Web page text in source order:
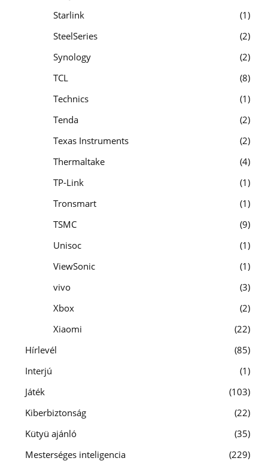
Starlink
1
SteelSeries
2
Synology
2
TCL
8
Technics
1
Tenda
2
Texas Instruments
2
Thermaltake
4
TP-Link
1
Tronsmart
1
TSMC
9
Unisoc
1
ViewSonic
1
vivo
3
Xbox
2
Xiaomi
22
Hírlevél
85
Interjú
1
Játék
103
Kiberbiztonság
22
Kütyü ajánló
35
Mesterséges inteligencia
229